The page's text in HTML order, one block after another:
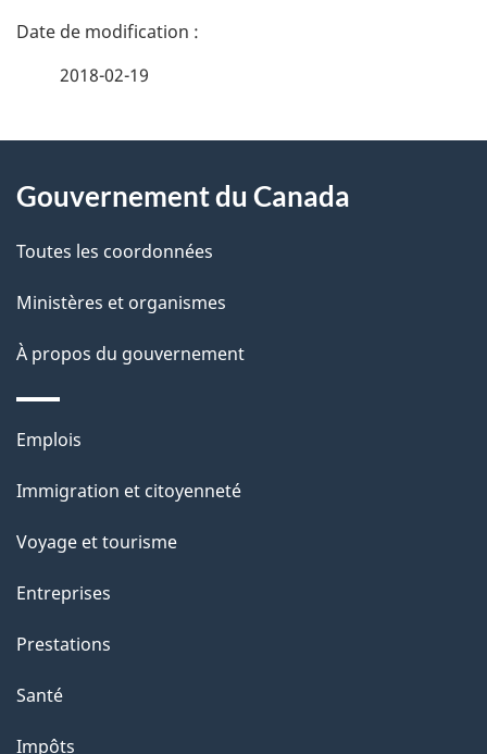
D
i
l
s
d
e
l
a
p
a
g
e
2018-02-19
propos
de
ce
site
Gouvernement du Canada
Toutes les coordonnées
Ministères et organismes
À propos du gouvernement
Thèmes
sujets
Emplois
Immigration et citoyenneté
Voyage et tourisme
Entreprises
Prestations
Santé
Impôts